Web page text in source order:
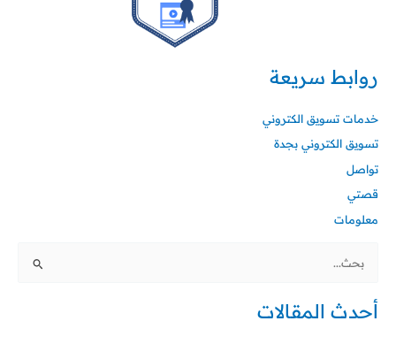
روابط سريعة
خدمات تسويق الكتروني
تسويق الكتروني بجدة
تواصل
قصتي
معلومات
البحث
أحدث المقالات